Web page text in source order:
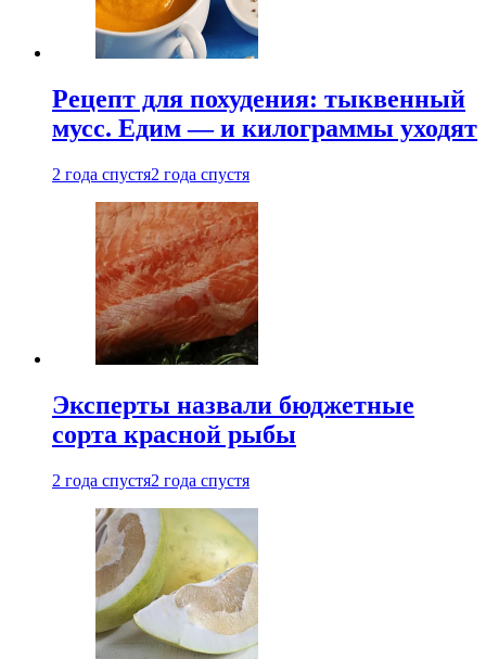
Рецепт для похудения: тыквенный
мусс. Едим — и килограммы уходят
2 года спустя2 года спустя
Эксперты назвали бюджетные
сорта красной рыбы
2 года спустя2 года спустя